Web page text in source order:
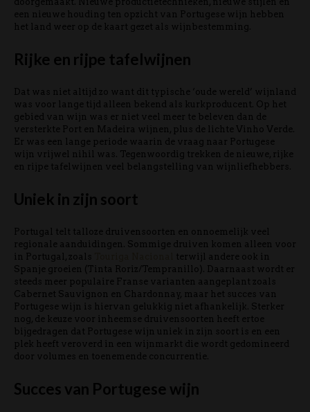
een nieuwe houding ten opzicht van Portugese wijn hebben
het land weer op de kaart gezet als wijnbestemming.
Rijke en rijpe tafelwijnen
Dat was niet altijd zo want dit typische ‘oude wereld’ wijnland
was voor lange tijd alleen bekend als kurkproducent. Op het
gebied van wijn was er niet veel meer te beleven dan de
versterkte Port en Madeira wijnen, plus de lichte Vinho Verde.
Er was een lange periode waarin de vraag naar Portugese
wijn vrijwel nihil was. Tegenwoordig trekken de nieuwe, rijke
en rijpe tafelwijnen veel belangstelling van wijnliefhebbers.
Uniek in zijn soort
Portugal telt talloze druivensoorten en onnoemelijk veel
regionale aanduidingen. Sommige druiven komen alleen voor
in Portugal, zoals
terwijl andere ook in
Spanje groeien (Tinta Roriz/Tempranillo). Daarnaast wordt er
steeds meer populaire Franse varianten aangeplant zoals
Cabernet Sauvignon en Chardonnay, maar het succes van
Portugese wijn is hiervan gelukkig niet afhankelijk. Sterker
nog, de keuze voor inheemse druivensoorten heeft ertoe
bijgedragen dat Portugese wijn uniek in zijn soort is en een
plek heeft veroverd in een wijnmarkt die wordt gedomineerd
door volumes en toenemende concurrentie.
Succes van Portugese wijn